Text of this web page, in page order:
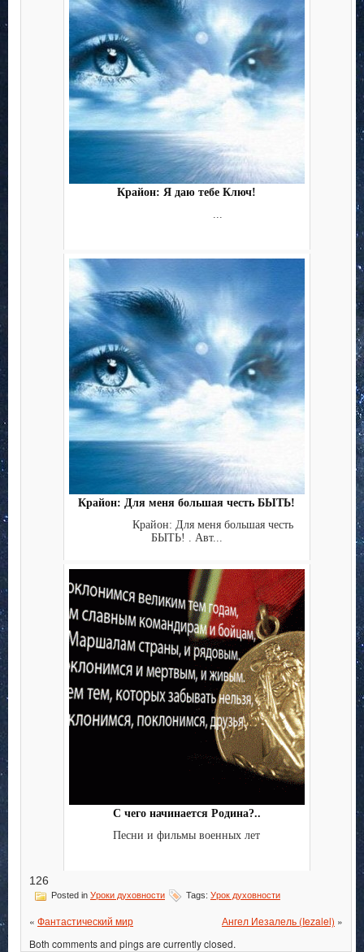
Крайон: Я даю тебе Ключ!
Крайон: Для меня большая честь БЫТЬ!
Крайон: Для меня большая честь
БЫТЬ! . Авт...
С чего начинается Родина?..
Песни и фильмы военных лет
126
Posted in Уроки духовности Tags: Урок духовности
« Фантастический мир Ангел Иезалель (Iezalel) »
Both comments and pings are currently closed.